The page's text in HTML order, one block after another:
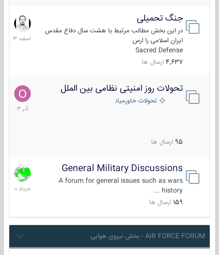
جنگ تحمیلی
در این بخش مطالب مرتبط با هشت سال دفاع مقدس
ایران اسلامی را ارس
Sacred Defense
4,637 ارسال ها
20
اسفند
1403
تحولات روز امنیتی نظامی بین الملل
تحولات خاورمیانه
95 ارسال ها
21
آذر
1403
General Military Discussions
A forum for general issues such as wars
history ...
159 ارسال ها
10
خرداد
1400
AIR FORCE FORUM - بخش نیروی هوایی